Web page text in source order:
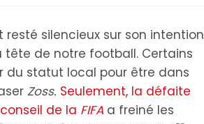
resté silencieux sur son intention
de notre football. Certains
du statut local pour être dans
Zoss. Seulement, la défaite
de la FIFA a freiné les